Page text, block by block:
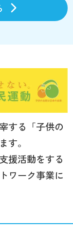
する「子供の
す。
援活動をする
ワーク事業に